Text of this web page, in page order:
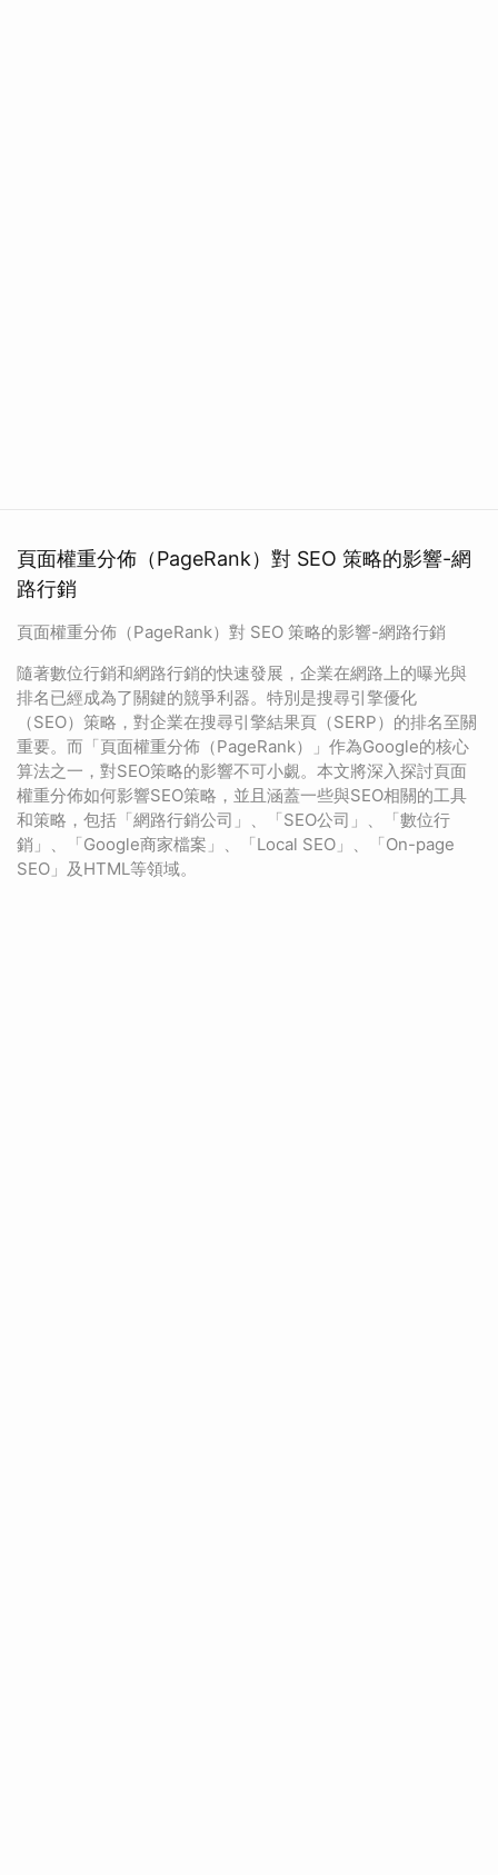
頁面權重分佈（PageRank）對 SEO 策略的影響-網
路行銷
頁面權重分佈（PageRank）對 SEO 策略的影響-網路行銷
隨著數位行銷和網路行銷的快速發展，企業在網路上的曝光與
排名已經成為了關鍵的競爭利器。特別是搜尋引擎優化
（SEO）策略，對企業在搜尋引擎結果頁（SERP）的排名至關
重要。而「頁面權重分佈（PageRank）」作為Google的核心
算法之一，對SEO策略的影響不可小覷。本文將深入探討頁面
權重分佈如何影響SEO策略，並且涵蓋一些與SEO相關的工具
和策略，包括「網路行銷公司」、「SEO公司」、「數位行
銷」、「Google商家檔案」、「Local SEO」、「On-page
SEO」及HTML等領域。